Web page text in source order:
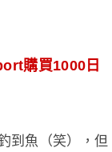
購買1000日
到魚（笑），但